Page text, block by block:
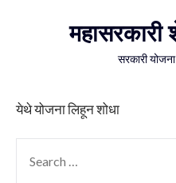
महासरकारी
सरकारी
येथे योजना लिहून शोधा
FOR: